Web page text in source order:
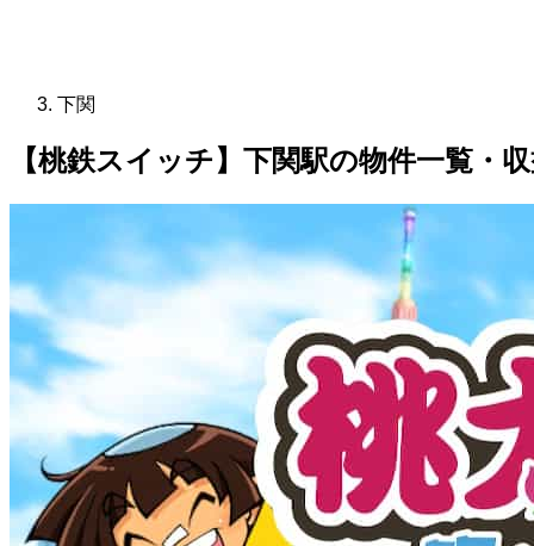
下関
【桃鉄スイッチ】下関駅の物件一覧・